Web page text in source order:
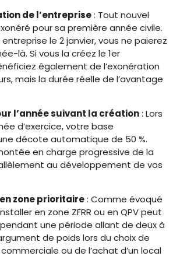
de l’entreprise: Tout nouvel
pour sa première année civile.
le 2 janvier, vous ne paierez
là. Si vous la créez le 1er
également de l’exonération
mais la durée réelle de l’avantage
l’année suivant la création: Lors
d’exercice, votre base
décote automatique de 50 %.
en charge progressive de la
au développement de vos
zone prioritaire: Comme évoqué
en zone ZFRR ou en QPV peut
une période allant de deux à
de poids lors du choix de
ou de l’achat d’un local